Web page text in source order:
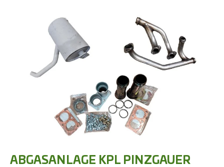
ABGASANLAGE KPL PINZGAUER